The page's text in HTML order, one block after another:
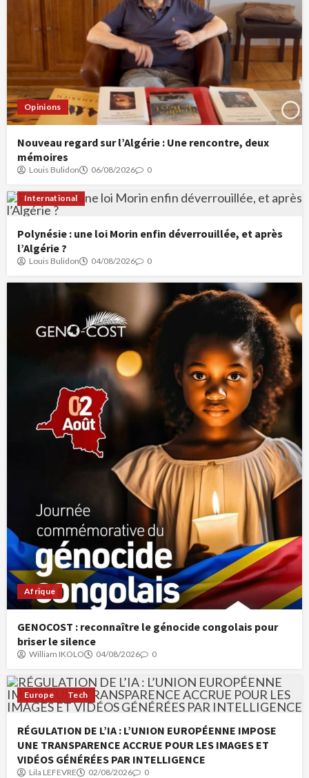
Opinions
Nouveau regard sur l’Algérie : Une rencontre, deux
mémoires
Louis Bulidon 06/08/2026 0
International
Polynésie : une loi Morin enfin déverrouillée, et après
l’Algérie ?
Louis Bulidon 04/08/2026 0
Afrique
GENOCOST : reconnaître le génocide congolais pour
briser le silence
William IKOLO 04/08/2026 0
Europe Tech
RÉGULATION DE L’IA : L’UNION EUROPÉENNE IMPOSE
UNE TRANSPARENCE ACCRUE POUR LES IMAGES ET
VIDÉOS GÉNÉRÉES PAR INTELLIGENCE
Lila LEFEVRE 02/08/2026 0